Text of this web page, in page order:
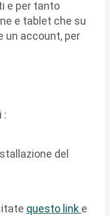
e per tanto
e tablet che su
un account, per
:
del
questo link e